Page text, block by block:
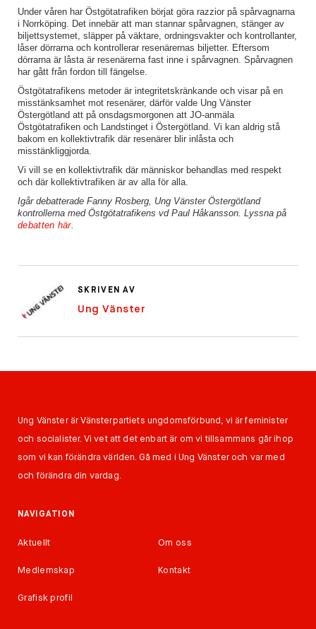
Under våren har Östgötatrafiken börjat göra razzior på spårvagnarna
i Norrköping. Det innebär att man stannar spårvagnen, stänger av
biljettsystemet, släpper på väktare, ordningsvakter och kontrollanter,
låser dörrarna och kontrollerar resenärernas biljetter. Eftersom
dörrarna är låsta är resenärerna fast inne i spårvagnen. Spårvagnen
har gått från fordon till fängelse.
Östgötatrafikens metoder är integritetskränkande och visar på en
misstänksamhet mot resenärer, därför valde Ung Vänster
Östergötland att på onsdagsmorgonen att JO-anmäla
Östgötatrafiken och Landstinget i Östergötland. Vi kan aldrig stå
bakom en kollektivtrafik där resenärer blir inlåsta och
misstänkliggjorda.
Vi vill se en kollektivtrafik där människor behandlas med respekt
och där kollektivtrafiken är av alla för alla.
Igår debatterade Fanny Rosberg, Ung Vänster Östergötland
kontrollerna med Östgötatrafikens vd Paul Håkansson. Lyssna på
debatten här.
SKRIVEN AV
Ung Vänster
Ung Vänster är Vänsterpartiets ungdomsförbund, vi är feminister
och socialister. Vi vet att det enbart är om vi tillsammans går ihop
som vi kan förändra världen. Gå med i Ung Vänster och var med
och förändra din vardag.
NAVIGATION
Aktuellt Om oss
Medlemskap Kontakt
Grafisk profil